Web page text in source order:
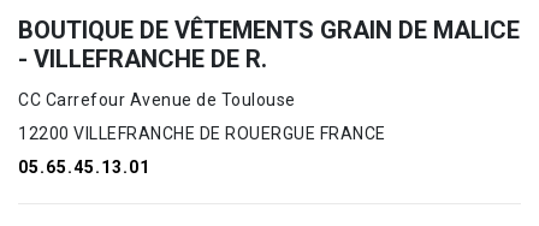
BOUTIQUE DE VÊTEMENTS GRAIN DE MALICE
- VILLEFRANCHE DE R.
CC Carrefour Avenue de Toulouse
12200 VILLEFRANCHE DE ROUERGUE FRANCE
05.65.45.13.01